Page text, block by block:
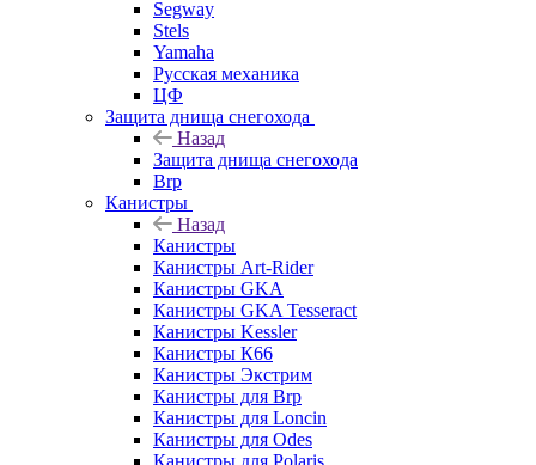
Segway
Stels
Yamaha
Русская механика
ЦФ
Защита днища снегохода
Назад
Защита днища снегохода
Brp
Канистры
Назад
Канистры
Канистры Art-Rider
Канистры GKA
Канистры GKA Tesseract
Канистры Kessler
Канистры К66
Канистры Экстрим
Канистры для Brp
Канистры для Loncin
Канистры для Odes
Канистры для Polaris